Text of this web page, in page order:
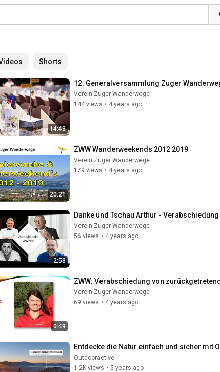
Shorts
14:43
12. Generalversammlung Zuger
Verein Zuger Wanderwege
144 views • 4 years ago
20:21
ZWW Wanderweekends 2012 2019
Verein Zuger Wanderwege
179 views • 4 years ago
2:58
Danke und Tschau Arthur -
Verein Zuger Wanderwege
56 views • 4 years ago
0:49
ZWW: Verabschiedung von
Verein Zuger Wanderwege
69 views • 4 years ago
Entdecke die Natur einfach und sicher mit
Outdooractive
1.2K views • 5 years ago